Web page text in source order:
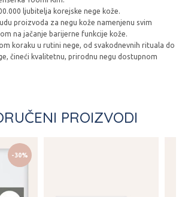
ljubitelja korejske nege kože.
proizvoda za negu kože namenjenu svim
na jačanje barijerne funkcije kože.
koraku u rutini nege, od svakodnevnih rituala do
čineći kvalitetnu, prirodnu negu dostupnom
PROIZVODI
-30%